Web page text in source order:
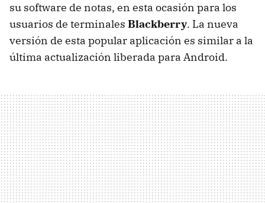
su software de notas, en esta ocasión para los
usuarios de terminales Blackberry. La nueva
versión de esta popular aplicación es similar a la
última actualización liberada para Android.